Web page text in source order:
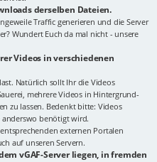
derselben Dateien.
Traffic generieren und die Server
Wundert Euch da mal nicht - unsere
Videos in verschiedenen
Natürlich sollt Ihr die Videos
mehrere Videos in Hintergrund-
zu lassen. Bedenkt bitte: Videos
benötigt wird.
externen Portalen
auf unseren Servern.
vGAF-Server liegen, in fremden